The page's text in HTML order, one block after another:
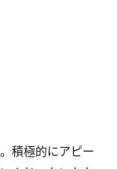
積極的にアピー